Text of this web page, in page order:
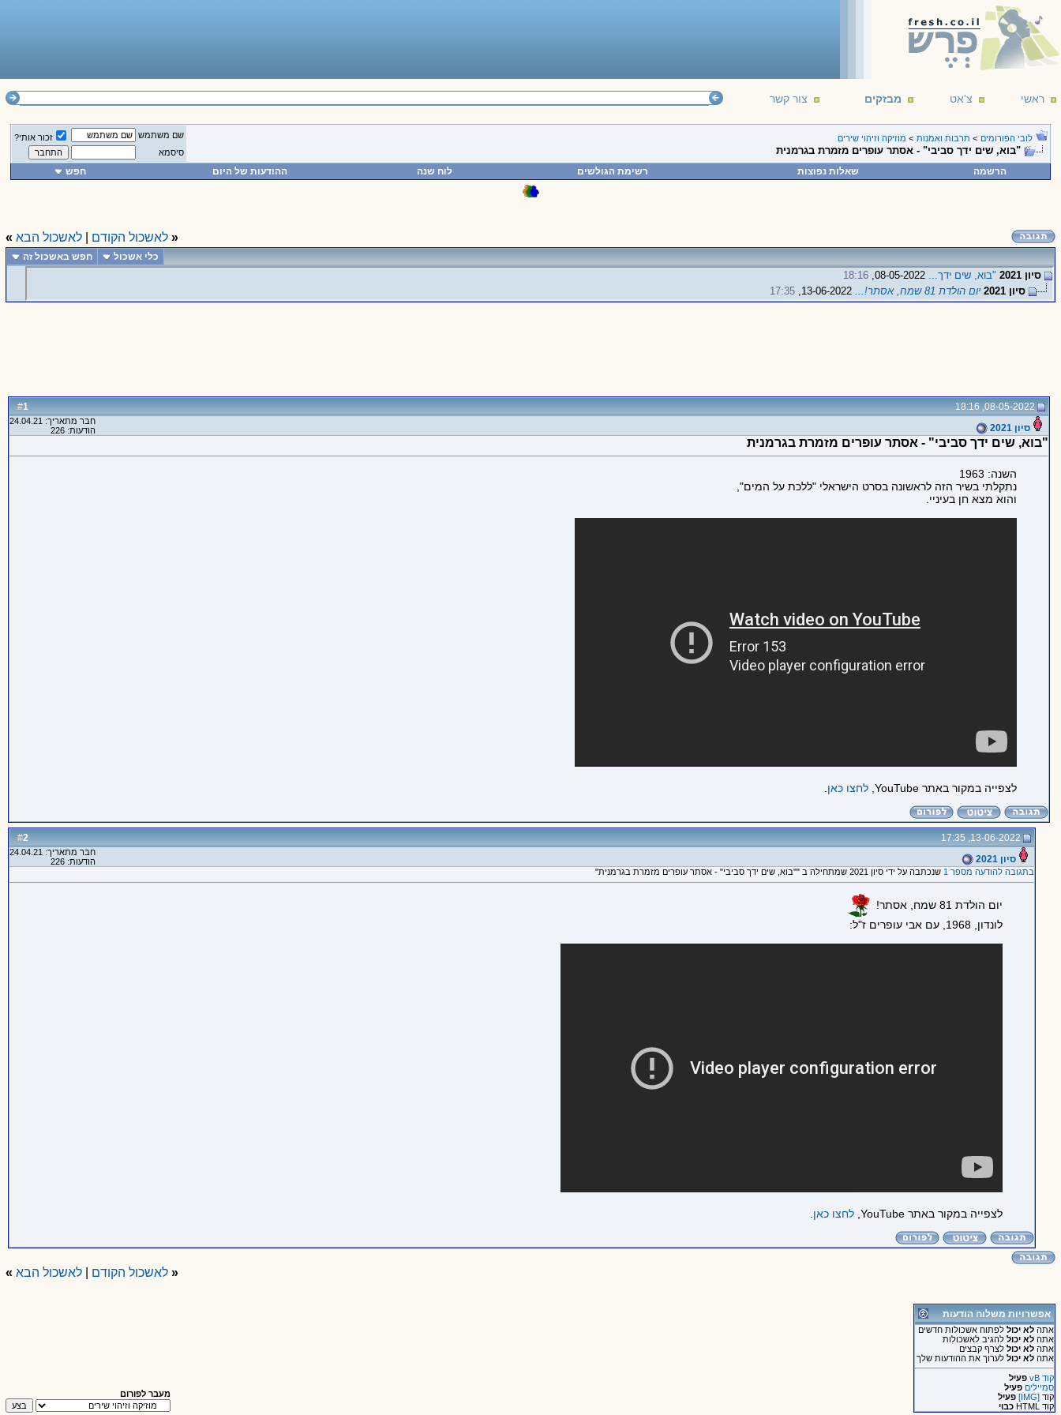
ראשי צ'אט מבזקים צור קשר מוזיקה כללי !
לובי הפורומים > תרבות ואמנות > מוזיקה וזיהוי שירים
"בוא, שים ידך סביבי" - אסתר עופרים מזמרת בגרמנית
שם משתמש
זכור אותי?
סיסמא
הרשמה שאלות נפוצות רשימת הגולשים לוח שנה ההודעות של היום חפש
« לאשכול הקודם לאשכול הבא »
כלי אשכול חפש באשכול זה
סיון 2021 "בוא, שים ידך...
18:16
סיון 2021
יום הולדת 81 שמח, אסתר!... 13-06-2022,
17:35
#
1
08-05-2022, 18:16
סיון 2021
חבר מתאריך: 24.04.21
הודעות: 226
"בוא, שים ידך סביבי" - אסתר עופרים מזמרת בגרמנית
השנה: 1963
נתקלתי בשיר הזה לראשונה בסרט הישראלי "ללכת על המים",
והוא מצא חן בעיניי.
לצפייה במקור באתר YouTube, לחצו כאן
#
2
13-06-2022, 17:35
סיון 2021
חבר מתאריך: 24.04.21
הודעות: 226
בתגובה להודעה מספר 1
שנכתבה על ידי סיון 2021 שמתחילה ב ""בוא, שים ידך סביבי" - אסתר עופרים מזמרת בגרמנית"
יום הולדת 81 שמח, אסתר!
לונדון, 1968, עם אבי עופרים ז"ל:
לצפייה במקור באתר YouTube, לחצו כאן
« לאשכול הקודם |לאשכול הבא »
אפשרויות משלוח הודעות
אתה לא יכוללפתוח אשכולות חדשים
אתה לא יכוללהגיב לאשכולות
אתה לא יכוללצרף קבצים
אתה לא יכוללערוך את ההודעות שלך
קוד vB
פעיל
סמיילים פעיל
קוד [IMG]
פעיל
קוד HTML
כבוי
מעבר לפורום